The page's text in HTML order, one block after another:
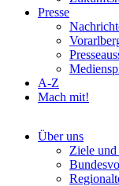
Presse
A-Z
Mach mit!
Über uns
Ziele